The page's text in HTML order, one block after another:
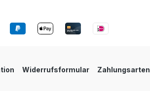
Widerrufsformular Zahlungsarten